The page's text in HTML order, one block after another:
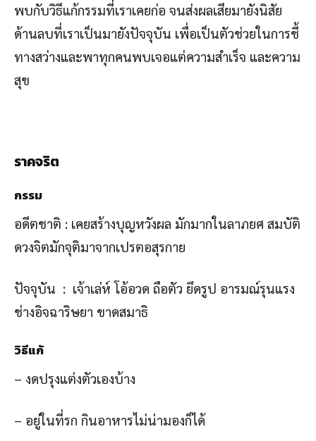
พบกับวิธีแก้กรรมที่เราเคยก่อ จนส่งผลเสียมายังนิสัย
ด้านลบที่เราเป็นมายังปัจจุบัน เพื่อเป็นตัวช่วยในการชี้
ทางสว่างและพาทุกคนพบเจอแต่ความสำเร็จ และความ
สุข
ราคจริต
กรรม
อดีตชาติ : เคยสร้างบุญหวังผล มักมากในลาภยศ สมบัติ
ดวงจิตมักจุติมาจากเปรตอสุรกาย
ปัจจุบัน : เจ้าเล่ห์ โอ้อวด ถือตัว ยึดรูป อารมณ์รุนแรง
ช่างอิจฉาริษยา ขาดสมาธิ
วิธีแก้
– งดปรุงแต่งตัวเองบ้าง
– อยู่ในที่รก กินอาหารไม่น่ามองก็ได้